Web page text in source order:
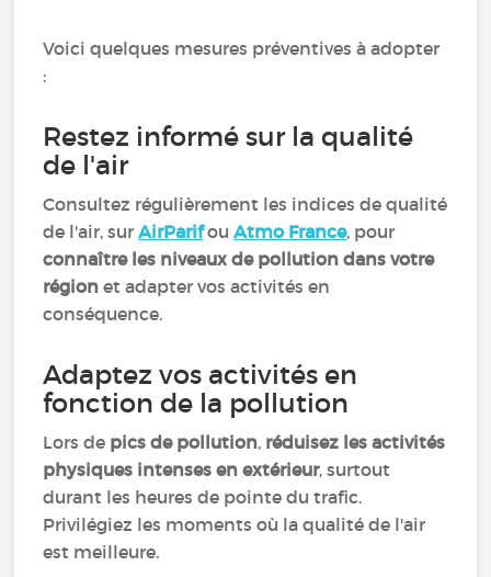
Voici quelques mesures préventives à adopter
:
Restez informé sur la qualité
de l'air
Consultez régulièrement les indices de qualité
de l'air, surAirParifouAtmo France, pour
connaître les niveaux de pollution dans votre
région et adapter vos activités en
conséquence.
Adaptez vos activités en
fonction de la pollution
Lors de pics de pollution, réduisez les activités
physiques intenses en extérieur, surtout
durant les heures de pointe du trafic.
Privilégiez les moments où la qualité de l'air
est meilleure.